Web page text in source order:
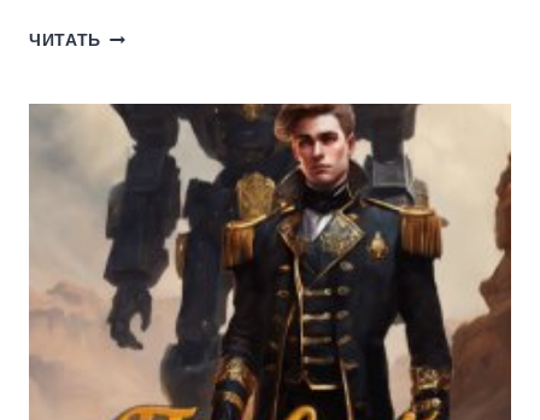
ЧИТАТЬ ЗАЛОЖНИЦА
(ОКСАНА
ЧЕКМЕНЁВА)